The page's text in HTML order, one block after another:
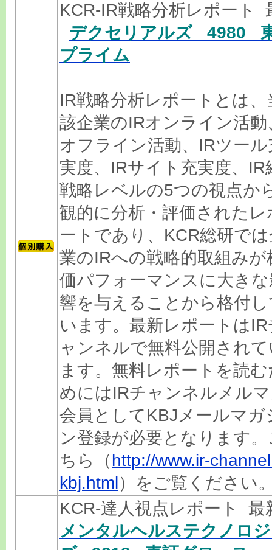
KCR-IR戦略分析レポート
デクセリアルズ 4980
プライム
IR戦略分析レポートとは、
該企業のIRオンライン活動
オフライン活動、IRツール
実度、IRサイト充実度、IR
戦略レベルの5つの視点か
観的に分析・評価されたレ
ートであり、KCR総研で
業のIRへの戦略的取組みが
価パフォーマンスに大き
響を与えることから格付
います。最新レポートはIR
ャンネルで無料公開され
ます。無料レポートを読む
めにはIRチャンネルメル
会員としてKBJメールマガ
ン登録が必要となります。
ちら（http://www.ir-
kbj.html）をご覧ください
KCR-達人視点レポート
メンタルヘルステクノロ